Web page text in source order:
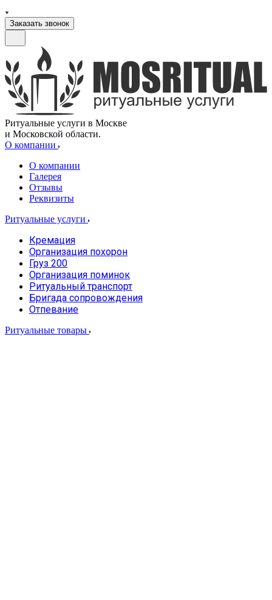
Заказать звонок
Ритуальные услуги в Москве
и Московской области.
О компании
О компании
Галерея
Отзывы
Реквизиты
Ритуальные услуги
Кремация
Организация похорон
Груз 200
Организация поминок
Ритуальный транспорт
Бригада сопровождения
Отпевание
Ритуальные товары